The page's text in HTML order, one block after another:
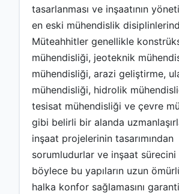
tasarlanması ve inşaatının
en eski mühendislik
Müteahhitler genellikle
mühendisliği, jeoteknik
mühendisliği, arazi geliştirme,
mühendisliği, hidrolik
tesisat mühendisliği ve çevre
gibi belirli bir alanda
inşaat projelerinin tasarımından
sorumludurlar ve inşaat sürecini
böylece bu yapıların uzun
halka konfor sağlamasını